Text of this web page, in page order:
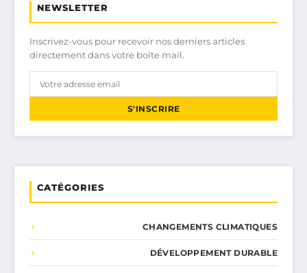
NEWSLETTER
Inscrivez-vous pour recevoir nos derniers articles
directement dans votre boîte mail.
S'INSCRIRE
CATÉGORIES
CHANGEMENTS CLIMATIQUES
DÉVELOPPEMENT DURABLE